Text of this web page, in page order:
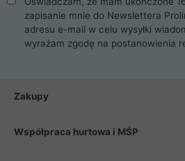
zapisanie mnie do Newslettera
adresu e-mail w celu wysyłki
wyrażam zgodę na postanowienia
Zakupy
Współpraca hurtowa i MŚP